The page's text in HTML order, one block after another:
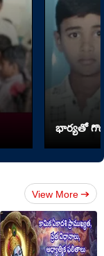
భార్యతో
View More